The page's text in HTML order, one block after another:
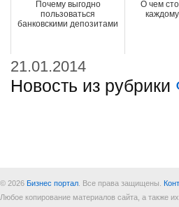
Почему выгодно
пользоваться
банковскими депозитами
О чем
21.01.2014
Новость из рубрики
© 2026 Бизнес портал . Все права защищены.
Любое копирование материалов сайта, а также